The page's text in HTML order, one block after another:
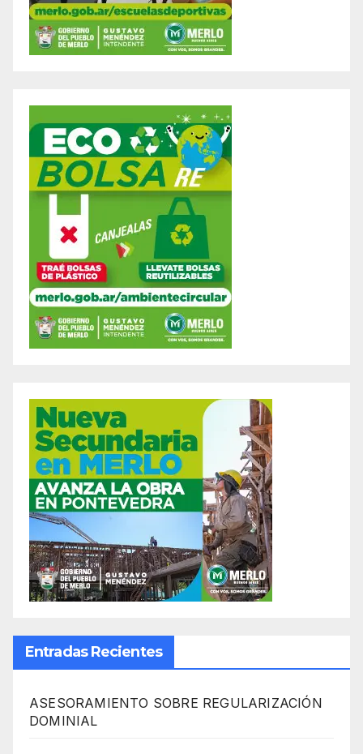
Entradas Recientes
ASESORAMIENTO SOBRE REGULARIZACIÓN
DOMINIAL